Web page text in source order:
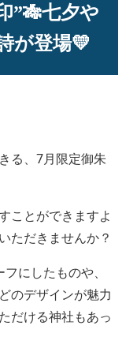
”🎋七夕や
が登場💛
る、7月限定御朱
ことができますよ
ただきませんか？
にしたものや、
のデザインが魅力
だける神社もあっ